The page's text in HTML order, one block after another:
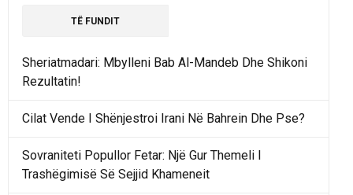
TË FUNDIT
Sheriatmadari: Mbylleni Bab Al-Mandeb Dhe Shikoni
Rezultatin!
Cilat Vende I Shënjestroi Irani Në Bahrein Dhe Pse?
Sovraniteti Popullor Fetar: Një Gur Themeli I
Trashëgimisë Së Sejjid Khameneit